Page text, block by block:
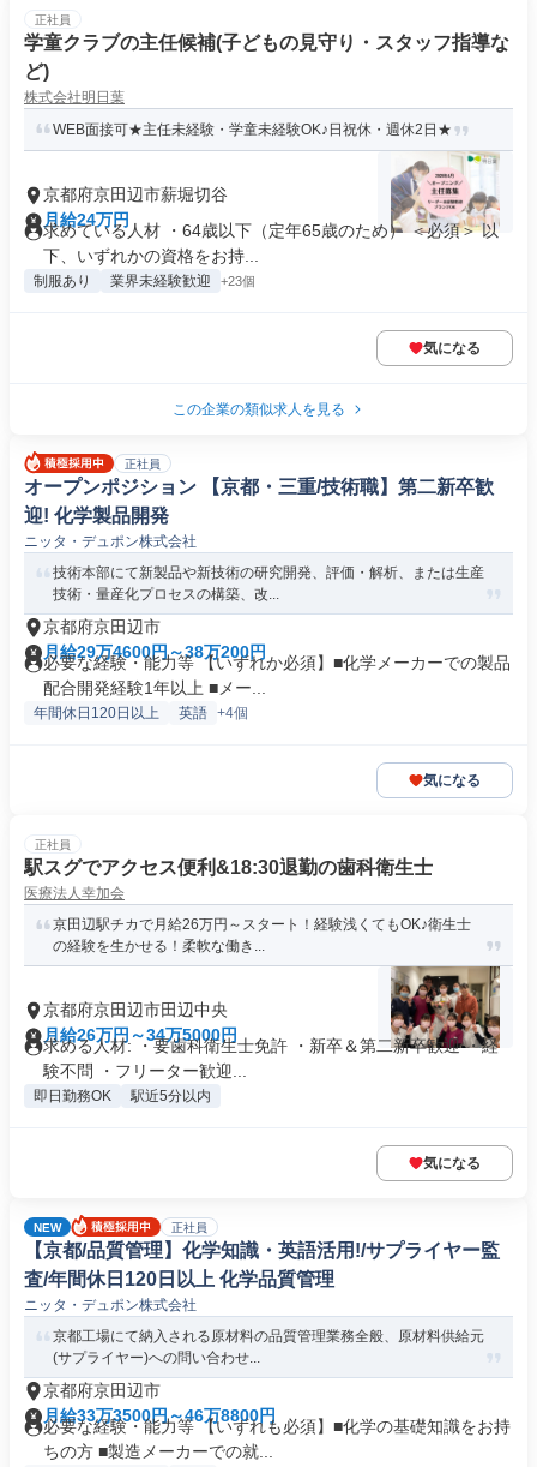
正社員
学童クラブの主任候補(子どもの見守り・スタッフ指導な
ど)
株式会社明日葉
WEB面接可★主任未経験・学童未経験OK♪日祝休・週休2日★
京都府京田辺市薪堀切谷
月給24万円
求めている人材 ・64歳以下（定年65歳のため） ＜必須＞ 以
下、いずれかの資格をお持...
制服あり 業界未経験歓迎 +23個
気になる
この企業の類似求人を見る
正社員
オープンポジション 【京都・三重/技術職】第二新卒歓
迎! 化学製品開発
ニッタ・デュポン株式会社
技術本部にて新製品や新技術の研究開発、評価・解析、または生産
技術・量産化プロセスの構築、改...
京都府京田辺市
月給29万4600円～38万200円
必要な経験・能力等 【いずれか必須】■化学メーカーでの製品
配合開発経験1年以上 ■メー...
年間休日120日以上 英語 +4個
気になる
正社員
駅スグでアクセス便利&18:30退勤の歯科衛生士
医療法人幸加会
京田辺駅チカで月給26万円～スタート！経験浅くてもOK♪衛生士
の経験を生かせる！柔軟な働き...
京都府京田辺市田辺中央
月給26万円～34万5000円
求める人材: ・要歯科衛生士免許 ・新卒＆第二新卒歓迎 ・経
験不問 ・フリーター歓迎...
即日勤務OK 駅近5分以内
気になる
NEW 正社員
【京都/品質管理】化学知識・英語活用!/サプライヤー監
査/年間休日120日以上 化学品質管理
ニッタ・デュポン株式会社
京都工場にて納入される原材料の品質管理業務全般、原材料供給元
(サプライヤー)への問い合わせ...
京都府京田辺市
月給33万3500円～46万8800円
必要な経験・能力等 【いずれも必須】■化学の基礎知識をお持
ちの方 ■製造メーカーでの就...